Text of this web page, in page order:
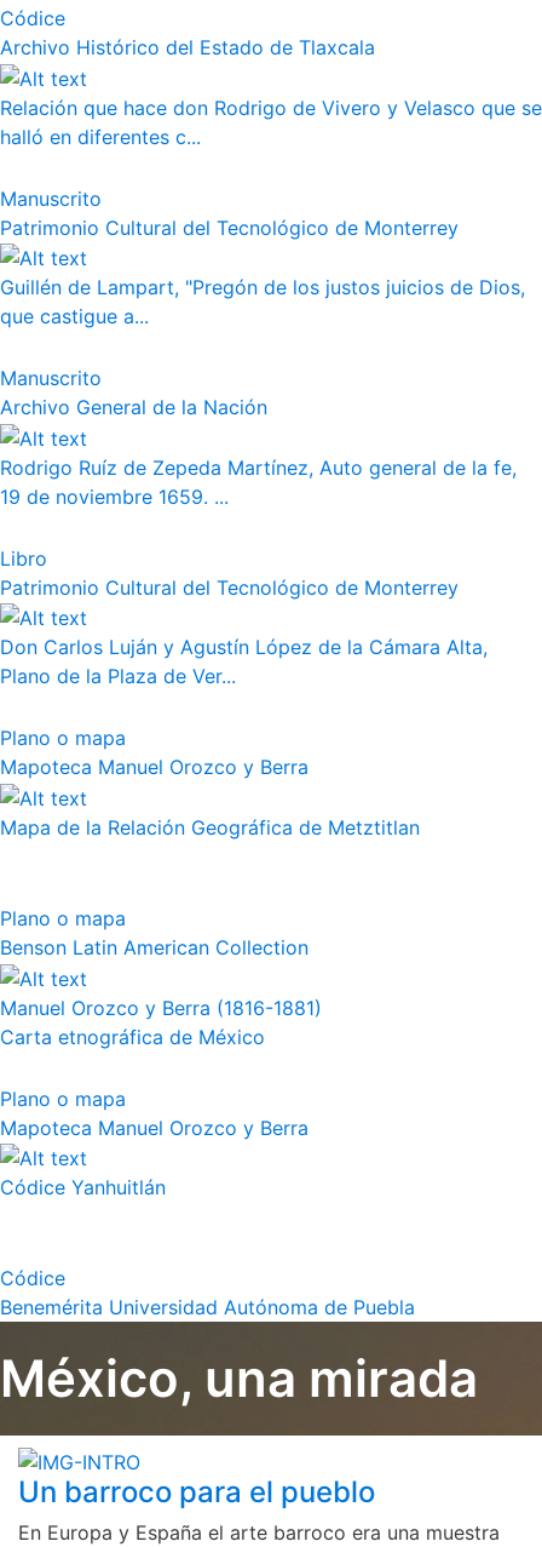
Códice
Archivo Histórico del Estado de Tlaxcala
Relación que hace don Rodrigo de Vivero y Velasco que se
halló en diferentes c...
Manuscrito
Patrimonio Cultural del Tecnológico de Monterrey
Guillén de Lampart, "Pregón de los justos juicios de Dios,
que castigue a...
Manuscrito
Archivo General de la Nación
Rodrigo Ruíz de Zepeda Martínez, Auto general de la fe,
19 de noviembre 1659. ...
Libro
Patrimonio Cultural del Tecnológico de Monterrey
Don Carlos Luján y Agustín López de la Cámara Alta,
Plano de la Plaza de Ver...
Plano o mapa
Mapoteca Manuel Orozco y Berra
Mapa de la Relación Geográfica de Metztitlan
Plano o mapa
Benson Latin American Collection
Manuel Orozco y Berra (1816-1881)
Carta etnográfica de México
Plano o mapa
Mapoteca Manuel Orozco y Berra
Códice Yanhuitlán
Códice
Benemérita Universidad Autónoma de Puebla
México, una mirada
Un barroco para el pueblo
En Europa y España el arte barroco era una muestra